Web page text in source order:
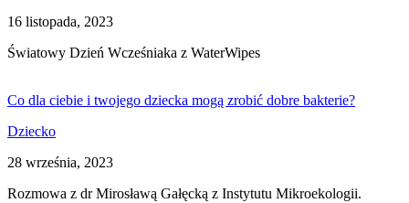
16 listopada, 2023
Światowy Dzień Wcześniaka z WaterWipes
Co dla ciebie i twojego dziecka mogą zrobić dobre bakterie?
Dziecko
28 września, 2023
Rozmowa z dr Mirosławą Gałęcką z Instytutu Mikroekologii.